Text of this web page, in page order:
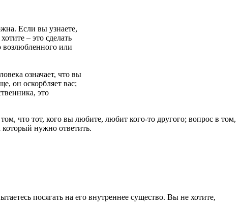
Если вы узнаете,
– это сделать
возлюбленного или
означает, что вы
он оскорбляет вас;
это
что тот, кого вы любите, любит кого-то другого; вопрос в том,
нужно ответить.
посягать на его внутреннее существо. Вы не хотите,